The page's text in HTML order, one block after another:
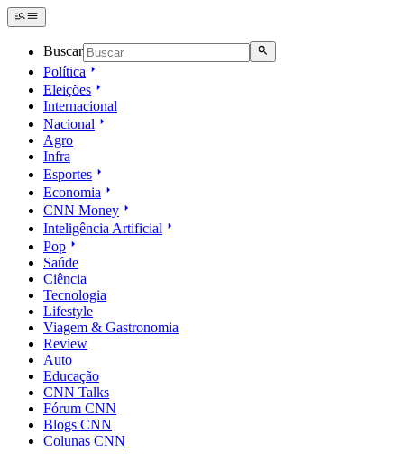
Buscar
Política
Eleições
Internacional
Nacional
Agro
Infra
Esportes
Economia
CNN Money
Inteligência Artificial
Pop
Saúde
Ciência
Tecnologia
Lifestyle
Viagem & Gastronomia
Review
Auto
Educação
CNN Talks
Fórum CNN
Blogs CNN
Colunas CNN